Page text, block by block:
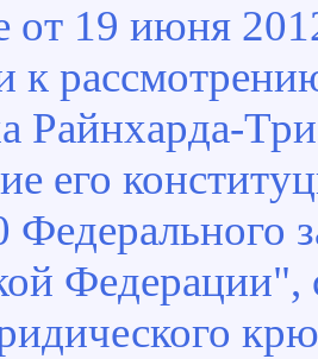
от 19 июня
к
Райнхарда-
его
Федерального
Федерации",